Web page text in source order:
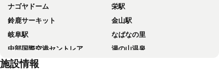
ナゴヤドーム
栄駅
鈴鹿サーキット
金山駅
岐阜駅
なばなの里
中部国際空港セントレア
湯の山温泉
豊田市駅
施設情報